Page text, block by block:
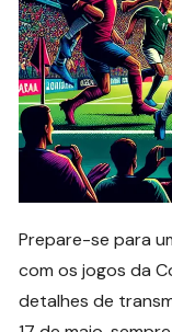
Prepare-se para
com os jogos da
detalhes de